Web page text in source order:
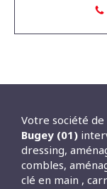
Votre société de
Bugey (01)
dressing,
combles,
clé en main ,